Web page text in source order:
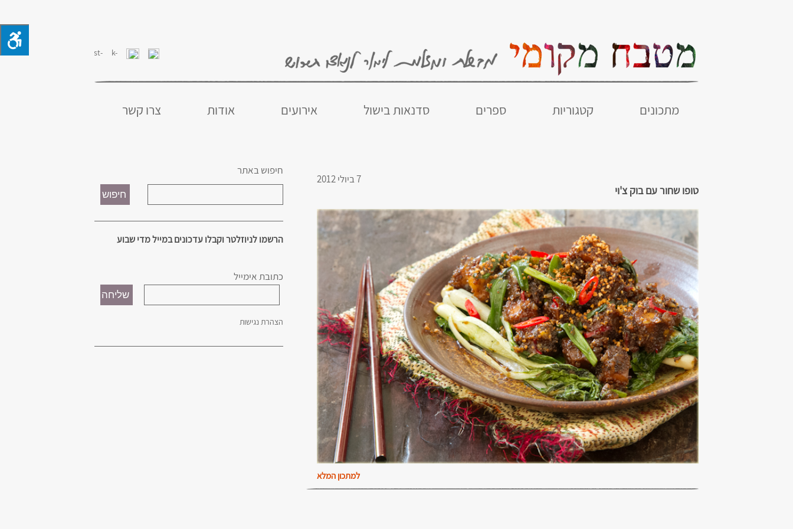
מתכונים קטגוריות ספרים סדנאות בישול אירועים אודות צרו קשר
7 ביולי 2012
טופו שחור עם בוק צ'וי
למתכון המלא
חיפוש באתר
הרשמו לניוזלטר וקבלו עדכונים במייל מדי שבוע
כתובת אימייל
הצהרת נגישות